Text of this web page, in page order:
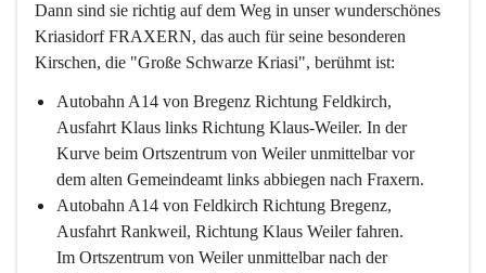
Dann sind sie richtig auf dem Weg in unser wunderschönes
Kriasidorf FRAXERN, das auch für seine besonderen
Kirschen, die "Große Schwarze Kriasi", berühmt ist:
Autobahn A14 von Bregenz Richtung Feldkirch,
Ausfahrt Klaus links Richtung Klaus-Weiler. In der
Kurve beim Ortszentrum von Weiler unmittelbar vor
dem alten Gemeindeamt links abbiegen nach Fraxern.
Autobahn A14 von Feldkirch Richtung Bregenz,
Ausfahrt Rankweil, Richtung Klaus Weiler fahren.
Im Ortszentrum von Weiler unmittelbar nach der